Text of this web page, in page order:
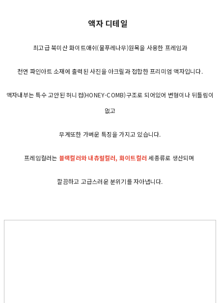
액자 디테일
최고급 북미산 화이트애쉬(물푸레나무)원목을 사용한 프레임과
천연 파인아트 소재에 출력된 사진을 아크릴과 접합한 프리미엄 액자입니다.
액자내부는 특수 고안된 허니컴(HONEY-COMB)구조로 되어있어 변형이나 뒤틀림이
없고
무게또한 가벼운 특징을 가지고 있습니다.
프레임컬러는 블랙컬러와 내츄럴컬러, 화이트컬러 세종류로 생산되며
깔끔하고 고급스러운 분위기를 자아냅니다.